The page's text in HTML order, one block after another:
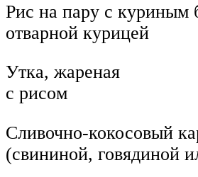
Рис на пару с куриным
отварной курицей
Утка, жареная
с рисом
Сливочно-кокосовый
(свининой, говядиной